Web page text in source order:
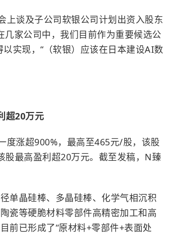
上谈及子公司软银公司计划出资入股东
几家公司中，我们目前作为重要候选公
实现，“（软银）应该在日本建设AI数
超20万元
度涨超900%，最高至465元/股，该股
最高盈利超20万元。截至发稿，N臻
单晶硅棒、多晶硅棒、化学气相沉积
瓷等硬脆材料零部件高精密加工和高
前已形成了“原材料+零部件+表面处